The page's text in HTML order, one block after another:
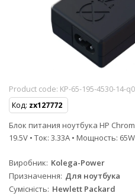
Product code: KP-65-195-4530-14-
Код: zx127772
Блок питания ноутбука HP
19.5V • Ток: 3.33A • Мощность:
Виробник Kolega-Power
Призначення Для ноутбука
Сумісність Hewlett Packard